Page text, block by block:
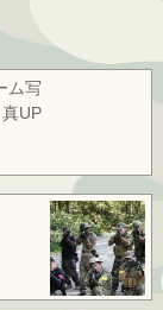
ム写
真UP